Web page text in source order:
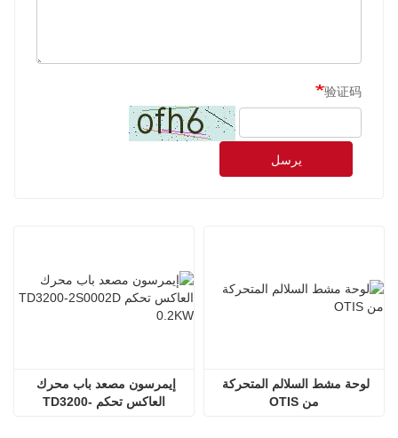
验证码
يرسل
العاكس تحكم TD3200-
من OTIS